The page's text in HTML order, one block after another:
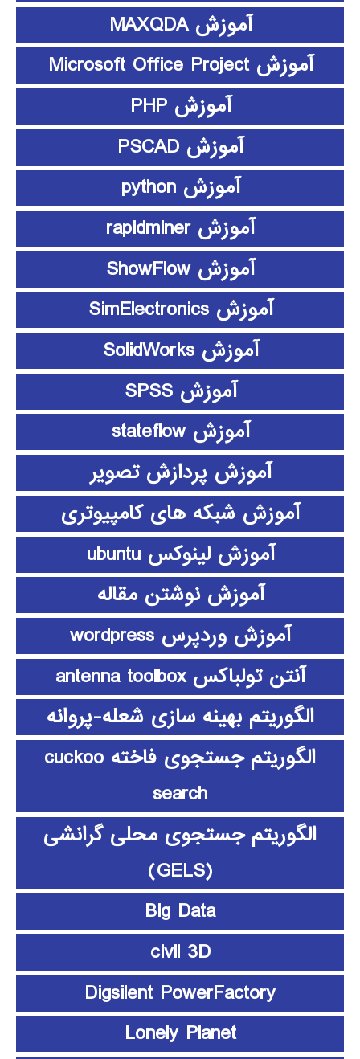
آموزش MAXQDA
آموزش Microsoft Office Project
آموزش PHP
آموزش PSCAD
آموزش python
آموزش rapidminer
آموزش ShowFlow
آموزش SimElectronics
آموزش SolidWorks
آموزش SPSS
آموزش stateflow
آموزش پردازش تصویر
آموزش شبکه های کامپیوتری
آموزش لینوکس ubuntu
آموزش نوشتن مقاله
آموزش وردپرس wordpress
آنتن تولباکس antenna toolbox
الگوریتم بهینه سازی شعله-پروانه
الگوریتم جستجوی فاخته cuckoo
search
الگوریتم جستجوی محلی گرانشی
(GELS)
Big Data
civil 3D
Digsilent PowerFactory
Lonely Planet